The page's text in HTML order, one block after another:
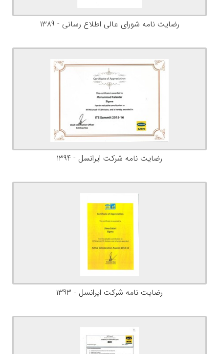
رضایت نامه شورای عالی اطلاع رسانی - 1389
رضایت نامه شرکت ایرانسل - 1394
رضایت نامه شرکت ایرانسل - 1393